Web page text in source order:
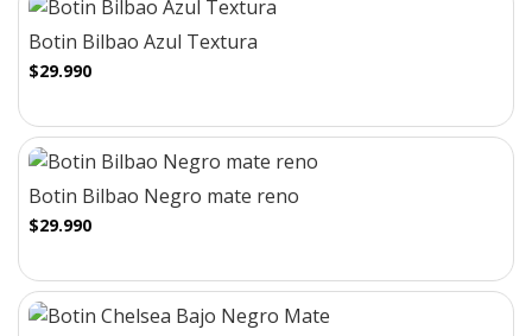
Botin Bilbao Azul Textura
$29.990
Botin Bilbao Negro mate reno
$29.990